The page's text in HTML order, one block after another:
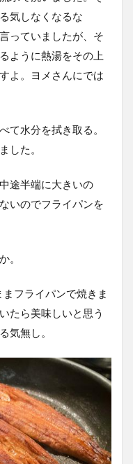
気しなくなるな
っていましたが、そ
ように熱湯をその上
よ。ヨメさんにでは
て水分を拭き取る。
した。
途半端に大きいの
いのでフライパンを
。
フライパンで焼きま
たら美味しいと思う
気無し。